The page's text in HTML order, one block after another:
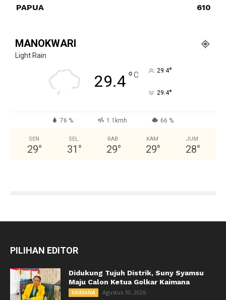
PAPUA
610
MANOKWARI
Light Rain
29.4°C 29.4°
29.4°
76 % 1.1kmh 66 %
SEN
29°
SEL
31 °
RAB
29°
KAM
29°
JUM
28°
PILIHAN EDITOR
Didukung Tujuh Distrik, Suny Syamsu
Maju Calon Ketua Golkar Kaimana
KAIMANA Agustus 10, 2026